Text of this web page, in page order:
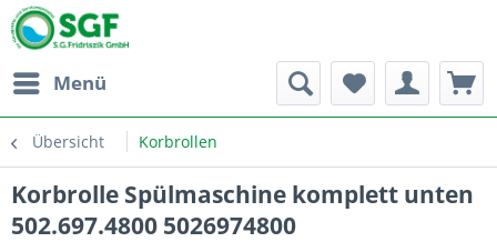
Menü
Übersicht Korbrollen
Korbrolle Spülmaschine komplett unten
502.697.4800 5026974800